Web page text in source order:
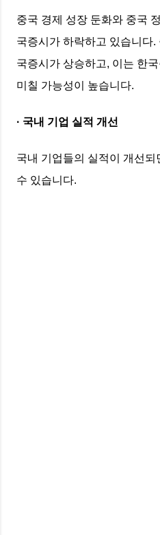
중국 경제 성장 둔화와 중국
국증시가 하락하고 있습니다
국증시가 상승하고, 이는 한
미칠 가능성이 높습니다.
· 국내 기업 실적 개선
국내 기업들의 실적이 개선
수 있습니다.